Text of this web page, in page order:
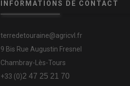
INFORMATIONS DE CONTACT
terredetouraine@agricvl.fr
9 Bis Rue Augustin Fresnel
Chambray-Lès-Tours
+33 (0)2 47 25 21 70